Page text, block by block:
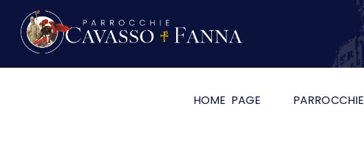
HOME PAGE PARROCCHIE